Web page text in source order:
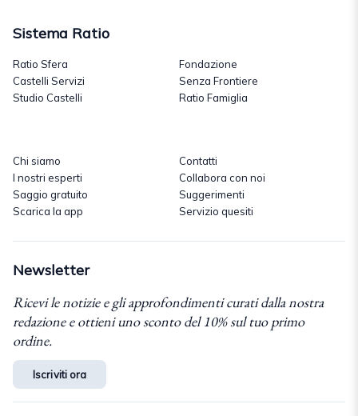
Sistema Ratio
Ratio Sfera
Castelli Servizi
Studio Castelli
Fondazione
Senza Frontiere
Ratio Famiglia
Chi siamo
I nostri esperti
Saggio gratuito
Scarica la app
Contatti
Collabora con noi
Suggerimenti
Servizio quesiti
Newsletter
Ricevi le notizie e gli approfondimenti curati dalla nostra
redazione e ottieni uno sconto del 10% sul tuo primo
ordine.
Iscriviti ora